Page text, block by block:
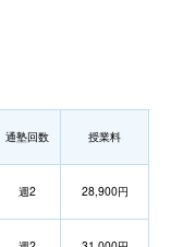
通塾回数 授業料
週2 28,900円